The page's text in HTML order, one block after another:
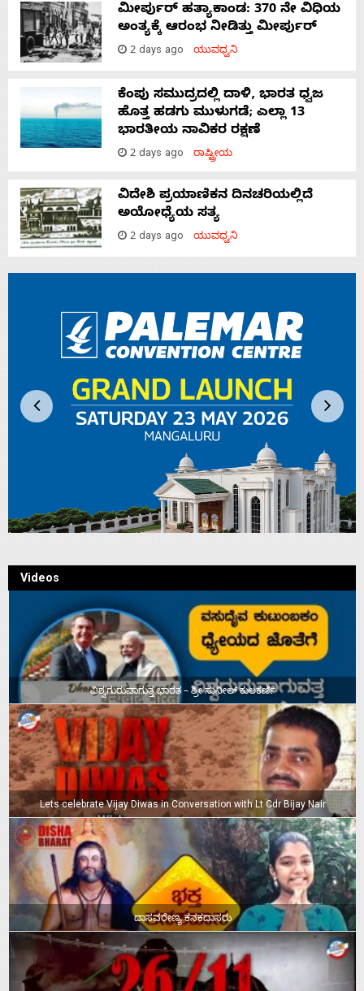
ಮೀರ್ಪುರ್ ಹತ್ಯಾಕಾಂಡ: 370 ನೇ ವಿಧಿಯ
ಅಂತ್ಯಕ್ಕೆ ಆರಂಭ ನೀಡಿತ್ತು ಮೀರ್ಪುರ್
2 days ago ಯುವಧ್ವನಿ
ಕೆಂಪು ಸಮುದ್ರದಲ್ಲಿ ದಾಳಿ, ಭಾರತ ಧ್ವಜ
ಹೊತ್ತ ಹಡಗು ಮುಳುಗಡೆ; ಎಲ್ಲಾ 13
ಭಾರತೀಯ ನಾವಿಕರ ರಕ್ಷಣೆ
2 days ago ರಾಷ್ಟ್ರೀಯ
ವಿದೇಶಿ ಪ್ರಯಾಣಿಕನ ದಿನಚರಿಯಲ್ಲಿದೆ
ಅಯೋಧ್ಯೆಯ ಸತ್ಯ
2 days ago ಯುವಧ್ವನಿ
Videos
ವಿಶ್ವಗುರುವಾಗುತ್ತ ಭಾರತ – ಶ್ರೀ ಸುನೀಲ್‌ ಕುಲಕರ್ಣಿ
Lets celebrate Vijay Diwas in Conversation with Lt Cdr Bijay Nair
ದಾಸವರೇಣ್ಯ ಕನಕದಾಸರು